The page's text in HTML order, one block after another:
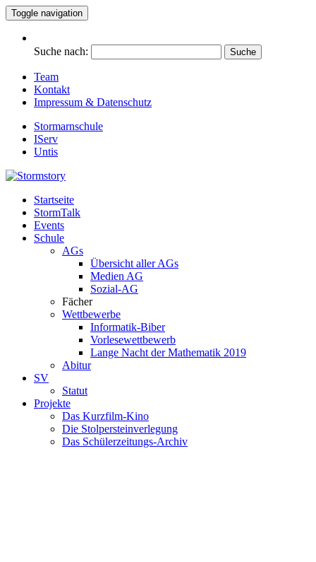
Toggle navigation
Suche nach:
Team
Kontakt
Impressum & Datenschutz
Stormarnschule
IServ
Untis
Stormstory
Eure digitale Schülerzeitung
Startseite
StormTalk
Events
Schule
AGs
Übersicht aller AGs
Medien AG
Sozial-AG
Fächer
Wettbewerbe
Informatik-Biber
Vorlesewettbewerb
Lange Nacht der Mathematik 2019
Abitur
SV
Statut
Projekte
Das Kurzfilm-Kino
Die Stolpersteinverlegung
Das Schülerzeitungs-Archiv